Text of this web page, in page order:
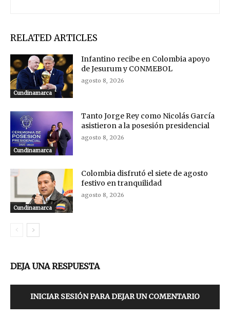
RELATED ARTICLES
Cundinamarca
Infantino recibe en Colombia apoyo
de Jesurum y CONMEBOL
agosto 8, 2026
Cundinamarca
Tanto Jorge Rey como Nicolás García
asistieron a la posesión presidencial
agosto 8, 2026
Cundinamarca
Colombia disfrutó el siete de agosto
festivo en tranquilidad
agosto 8, 2026
DEJA UNA RESPUESTA
INICIAR SESIÓN PARA DEJAR UN COMENTARIO